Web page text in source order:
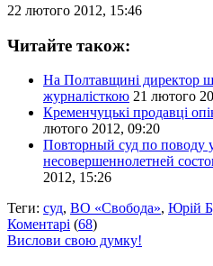
22 лютого 2012, 15:46
Читайте також:
На Полтавщині директор
журналісткою 21 лютого
Кременчуцькі продавці
лютого 2012, 09:20
Повторный суд по поводу
несовершеннолетней
2012, 15:26
Теги: суд, ВО «Свобода», Юрій
Коментарі (68)
Вислови свою думку!